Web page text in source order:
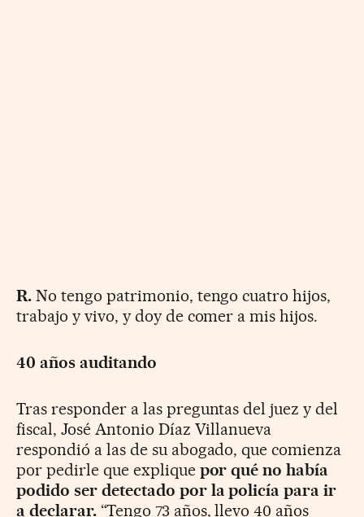
R.No tengo patrimonio, tengo cuatro hijos,
trabajo y vivo, y doy de comer a mis hijos.
40 años auditando
Tras responder a las preguntas del juez y del
fiscal, José Antonio Díaz Villanueva
respondió a las de su abogado, que comienza
por pedirle que explique por qué no había
podido ser detectado por la policía para ir
a declarar.“Tengo 73 años, llevo 40 años